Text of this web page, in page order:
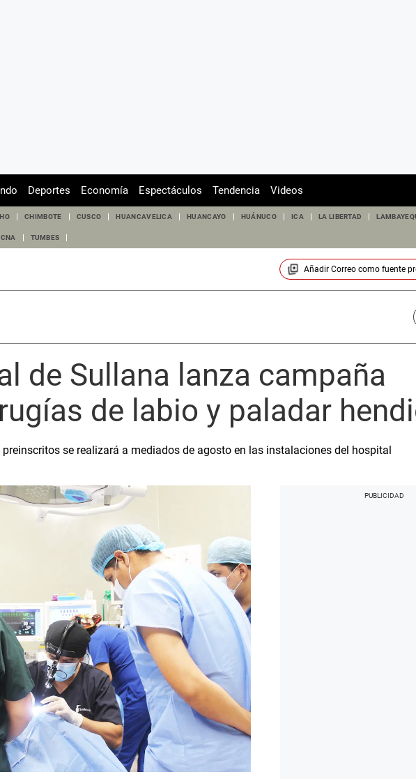
Deportes Economía Espectáculos Tendencia Videos
CHIMBOTE CUSCO HUANCAVELICA HUANCAYO HUÁNUCO ICA LA LIBERTAD
TUMBES
Añadir Correocomo fuente
de Sullana lanza campaña
de labio y paladar
se realizará a mediados de agosto en las instalaciones del hospital